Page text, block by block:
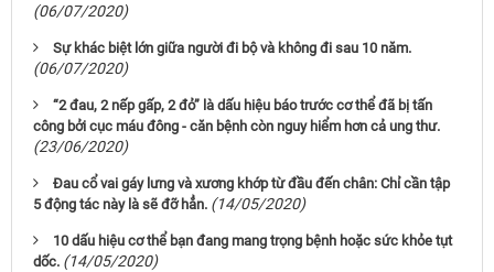
(06/07/2020)
Sự khác biệt lớn giữa người đi bộ và không đi sau 10 năm.
(06/07/2020)
“2 đau, 2 nếp gấp, 2 đỏ” là dấu hiệu báo trước cơ thể đã bị tấn
công bởi cục máu đông - căn bệnh còn nguy hiểm hơn cả ung thư.
(23/06/2020)
Đau cổ vai gáy lưng và xương khớp từ đầu đến chân: Chỉ cần tập
5 động tác này là sẽ đỡ hẳn. (14/05/2020)
10 dấu hiệu cơ thể bạn đang mang trọng bệnh hoặc sức khỏe tụt
dốc. (14/05/2020)